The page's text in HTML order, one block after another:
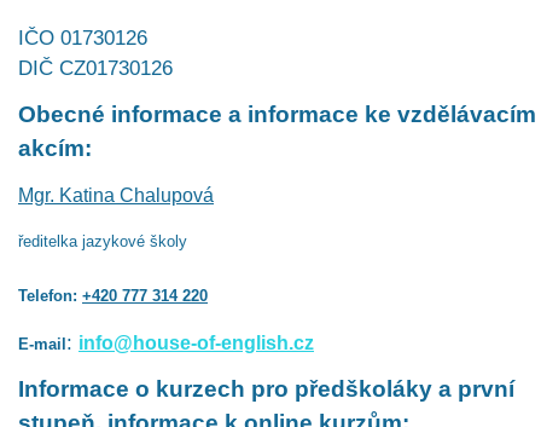
IČO 01730126
DIČ CZ01730126
Obecné informace a informace ke vzdělávacím
akcím:
Mgr. Katina Chalupová
ředitelka jazykové školy
Telefon: +420 777 314 220
E-mail: info@house-of-english.cz
Informace o kurzech pro předškoláky a první